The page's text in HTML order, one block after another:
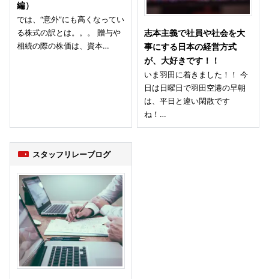
編）
では、“意外”にも高くなってい
る株式の訳とは。。。 贈与や
相続の際の株価は、資本…
志本主義で社員や社会を大
事にする日本の経営方式
が、大好きです！！
いま羽田に着きました！！ 今
日は日曜日で羽田空港の早朝
は、平日と違い閑散です
ね！…
スタッフリレーブログ